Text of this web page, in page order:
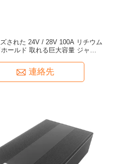
された 24V / 28V 100A リチウム
ールド 取れる巨大容量 ジャマー
連絡先